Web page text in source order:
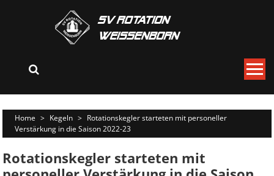
Home > Kegeln > Rotationskegler starteten mit personeller
Verstärkung in die Saison 2022-23
Rotationskegler starteten mit